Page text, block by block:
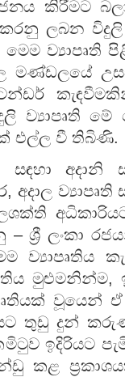
කිරීමට
ලබන
ව්‍යාපෘති
මණ්ඩලයේ
ව්‍යාපෘති මේ
එල්ල වී තිබිණි.
අදානි
ව්‍යාපෘති
ශ්‍රී ලංකා
ව්‍යාපෘතිය
මුළුමනින්ම,
වූයෙන්
තුඩු දුන්
ඉදිරියට
කළ